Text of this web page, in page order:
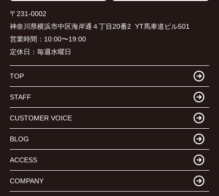
〒231-0002
神奈川県横浜市中区海岸通４丁目20番2 YT馬車道ビル501
営業時間： 10:00〜19:00
定休日： 毎週水曜日
TOP
STAFF
CUSTOMER VOICE
BLOG
ACCESS
COMPANY